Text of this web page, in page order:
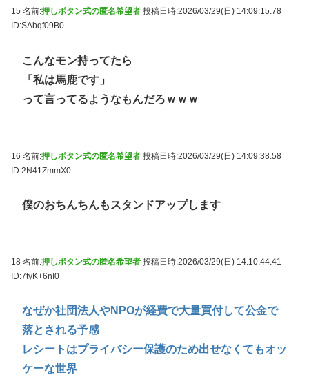
15 名前:押しボタン式の匿名希望者 投稿日時:2026/03/29(日) 14:09:15.78
ID:SAbqf09B0
こんなモン持ってたら
「私は馬鹿です」
って言ってるようなもんだろｗｗｗ
16 名前:押しボタン式の匿名希望者 投稿日時:2026/03/29(日) 14:09:38.58
ID:2N41ZmmX0
僕のおちんちんもスタンドアップします
18 名前:押しボタン式の匿名希望者 投稿日時:2026/03/29(日) 14:10:44.41
ID:7tyK+6nI0
なぜか社団法人やNPOが経費で大量買付して公金で
落とされる予感
レシートはプライバシー保護のため出せなくてもオッ
ケーな世界